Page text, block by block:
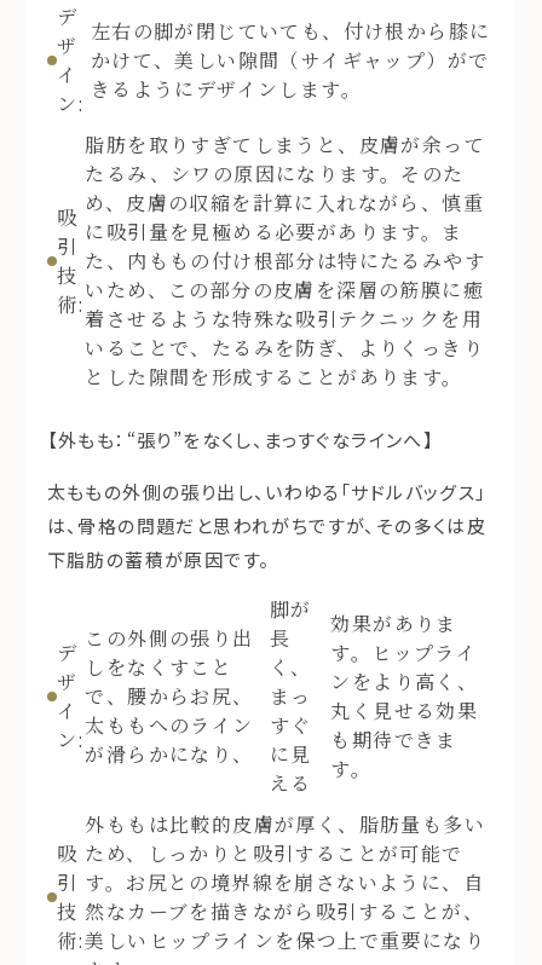
デ
ザ
イ
ン:
左右の脚が閉じていても、付け根から膝に
かけて、美しい隙間（サイギャップ）がで
きるようにデザインします。
吸
引
技
術:
脂肪を取りすぎてしまうと、皮膚が余って
たるみ、シワの原因になります。そのた
め、皮膚の収縮を計算に入れながら、慎重
に吸引量を見極める必要があります。ま
た、内ももの付け根部分は特にたるみやす
いため、この部分の皮膚を深層の筋膜に癒
着させるような特殊な吸引テクニックを用
いることで、たるみを防ぎ、よりくっきり
とした隙間を形成することがあります。
【外もも：“張り”をなくし、まっすぐなラインへ】
太ももの外側の張り出し、いわゆる「サドルバッグス」
は、骨格の問題だと思われがちですが、その多くは皮
下脂肪の蓄積が原因です。
デ
ザ
イ
ン:
この外側の張り出
しをなくすこと
で、腰からお尻、
太ももへのライン
が滑らかになり、
脚が
長
く、
まっ
すぐ
に見
える
効果がありま
す。ヒップライ
ンをより高く、
丸く見せる効果
も期待できま
す。
吸
引
技
術:
外ももは比較的皮膚が厚く、脂肪量も多い
ため、しっかりと吸引することが可能で
す。お尻との境界線を崩さないように、自
然なカーブを描きながら吸引することが、
美しいヒップラインを保つ上で重要になり